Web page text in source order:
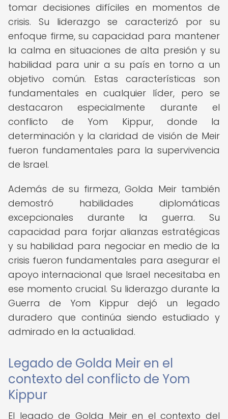
tomar decisiones difíciles en momentos de
crisis. Su liderazgo se caracterizó por su
enfoque firme, su capacidad para mantener
la calma en situaciones de alta presión y su
habilidad para unir a su país en torno a un
objetivo común. Estas características son
fundamentales en cualquier líder, pero se
destacaron especialmente durante el
conflicto de Yom Kippur, donde la
determinación y la claridad de visión de Meir
fueron fundamentales para la supervivencia
de Israel.
Además de su firmeza, Golda Meir también
demostró habilidades diplomáticas
excepcionales durante la guerra. Su
capacidad para forjar alianzas estratégicas
y su habilidad para negociar en medio de la
crisis fueron fundamentales para asegurar el
apoyo internacional que Israel necesitaba en
ese momento crucial. Su liderazgo durante la
Guerra de Yom Kippur dejó un legado
duradero que continúa siendo estudiado y
admirado en la actualidad.
Legado de Golda Meir en el
contexto del conflicto de Yom
Kippur
El legado de Golda Meir en el contexto del